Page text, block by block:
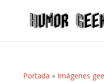
Portada » Imágenes